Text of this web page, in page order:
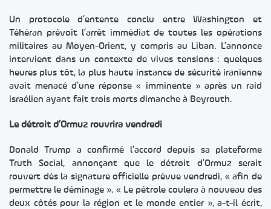
Un protocole d’entente conclu entre Washington et
Téhéran prévoit l’arrêt immédiat de toutes les opérations
militaires au Moyen-Orient, y compris au Liban. L’annonce
intervient dans un contexte de vives tensions : quelques
heures plus tôt, la plus haute instance de sécurité iranienne
avait menacé d’une réponse « imminente » après un raid
israélien ayant fait trois morts dimanche à Beyrouth.
Le détroit d’Ormuz rouvrira vendredi
Donald Trump a confirmé l’accord depuis sa plateforme
Truth Social, annonçant que le détroit d’Ormuz serait
rouvert dès la signature officielle prévue vendredi, « afin de
permettre le déminage ». « Le pétrole coulera à nouveau des
deux côtés pour la région et le monde entier », a-t-il écrit,